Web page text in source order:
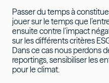
Passer du temps à
jouer sur le temps que
ensuite contre l’impact
sur les différents critères
Dans ce cas nous perdons
reportings, sensibiliser les
pour le climat.